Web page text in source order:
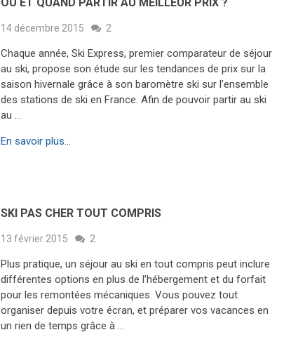
14 décembre 2015 2
Chaque année, Ski Express, premier comparateur de séjour
au ski, propose son étude sur les tendances de prix sur la
saison hivernale grâce à son baromètre ski sur l’ensemble
des stations de ski en France. Afin de pouvoir partir au ski
au …
En savoir plus...
SKI PAS CHER TOUT COMPRIS
13 février 2015 2
Plus pratique, un séjour au ski en tout compris peut inclure
différentes options en plus de l’hébergement et du forfait
pour les remontées mécaniques. Vous pouvez tout
organiser depuis votre écran, et préparer vos vacances en
un rien de temps grâce à …